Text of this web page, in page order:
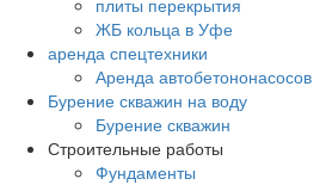
плиты перекрытия
ЖБ кольца в Уфе
аренда спецтехники
Аренда автобетононасосов
Бурение скважин на воду
Бурение скважин
Строительные работы
Фундаменты